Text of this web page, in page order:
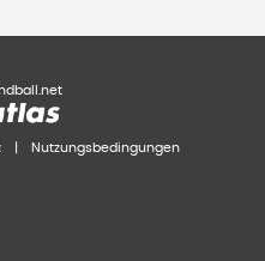
Nutzungsbedingungen